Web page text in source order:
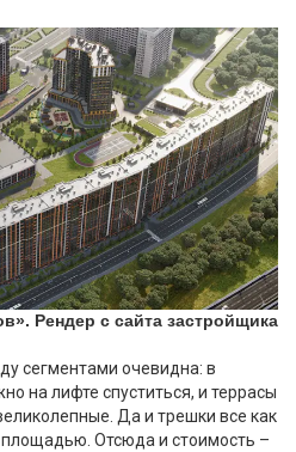
Рендер с сайта застройщика
сегментами очевидна: в
на лифте спуститься, и террасы
Да и трешки все как
Отсюда и стоимость –